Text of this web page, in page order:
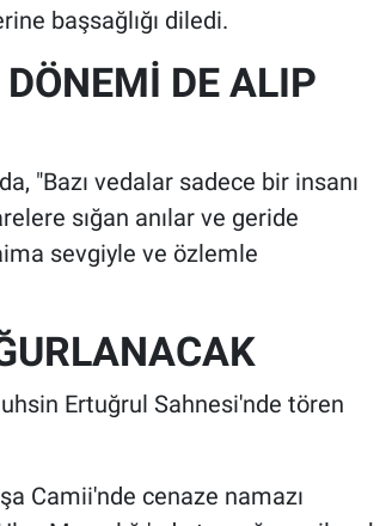
başsağlığı diledi.
DE ALIP
"Bazı vedalar sadece bir insanı
sığan anılar ve geride
sevgiyle ve özlemle
Ertuğrul Sahnesi'nde tören
Camii'nde cenaze namazı